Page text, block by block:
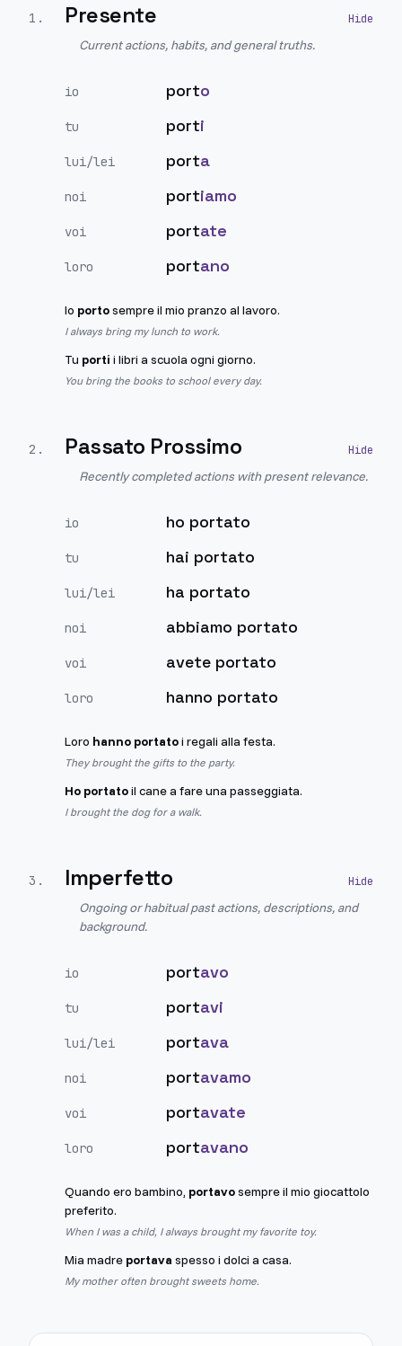
1 . Presente
Current actions, habits, and general truths.
io porto
tu porti
lui/lei porta
noi portiamo
voi portate
loro portano
Io portosempre il mio pranzo al lavoro.
I always bring my lunch to work.
Tu porti i libri a scuola ogni giorno.
You bring the books to school every day.
2 . Passato Prossimo
Recently completed actions with present relevance.
io ho portato
tu hai portato
lui/lei ha portato
noi abbiamo portato
voi avete portato
loro hanno portato
Loro hanno portatoi regali alla festa.
They brought the gifts to the party.
Ho portatoil cane a fare una passeggiata.
I brought the dog for a walk.
3 . Imperfetto
Ongoing or habitual past actions, descriptions, and
background.
io portavo
tu portavi
lui/lei portava
noi portavamo
voi portavate
loro portavano
Quando ero bambino, portavosempre il mio giocattolo
preferito.
When I was a child, I always brought my favorite toy.
Mia madre portava spesso i dolci a casa.
My mother often brought sweets home.